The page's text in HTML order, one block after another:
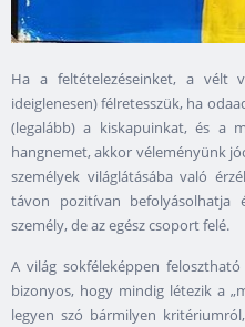
Ha a feltételezéseinket, a vélt
ideiglenesen) félretesszük, ha
(legalább) a kiskapuinkat, és a
hangnemet, akkor véleményünk
személyek világlátásába való
távon pozitívan befolyásolhatja
személy, de az egész csoport felé.
A világ sokféleképpen
bizonyos, hogy mindig létezik a
legyen szó bármilyen